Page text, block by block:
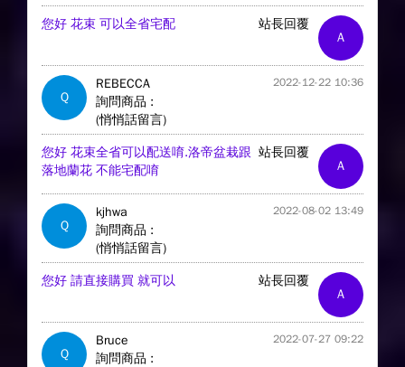
A
站長回覆
您好 花束 可以全省宅配
Q
REBECCA 2022-12-22 10:36
詢問商品 :
(悄悄話留言)
A
站長回覆
您好 花束全省可以配送唷.洛帝盆栽跟
落地蘭花 不能宅配唷
Q
kjhwa 2022-08-02 13:49
詢問商品 :
(悄悄話留言)
A
站長回覆
您好 請直接購買 就可以
Q
Bruce 2022-07-27 09:22
詢問商品 :